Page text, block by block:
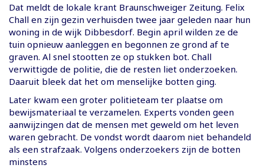
Dat meldt de lokale krant Braunschweiger Zeitung. Felix
Chall en zijn gezin verhuisden twee jaar geleden naar hun
woning in de wijk Dibbesdorf. Begin april wilden ze de
tuin opnieuw aanleggen en begonnen ze grond af te
graven. Al snel stootten ze op stukken bot. Chall
verwittigde de politie, die de resten liet onderzoeken.
Daaruit bleek dat het om menselijke botten ging.
Later kwam een groter politieteam ter plaatse om
bewijsmateriaal te verzamelen. Experts vonden geen
aanwijzingen dat de mensen met geweld om het leven
waren gebracht. De vondst wordt daarom niet behandeld
als een strafzaak. Volgens onderzoekers zijn de botten
minstens